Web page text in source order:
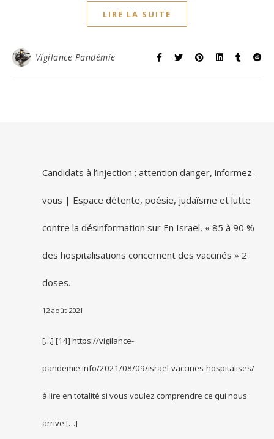
LIRE LA SUITE
Vigilance Pandémie
Candidats à l’injection : attention danger, informez-
vous | Espace détente, poésie, judaïsme et lutte
contre la désinformation sur En Israël, « 85 à 90 %
des hospitalisations concernent des vaccinés » 2
doses.
12 août 2021
[…] [14] https://vigilance-
pandemie.info/2021/08/09/israel-vaccines-hospitalises/
à lire en totalité si vous voulez comprendre ce qui nous
arrive […]